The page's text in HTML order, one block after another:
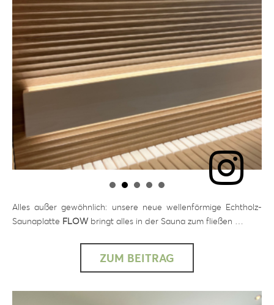
Alles außer gewöhnlich: unsere neue wellenförmige Echtholz-
Saunaplatte FLOW bringt alles in der Sauna zum fließen …
ZUM BEITRAG